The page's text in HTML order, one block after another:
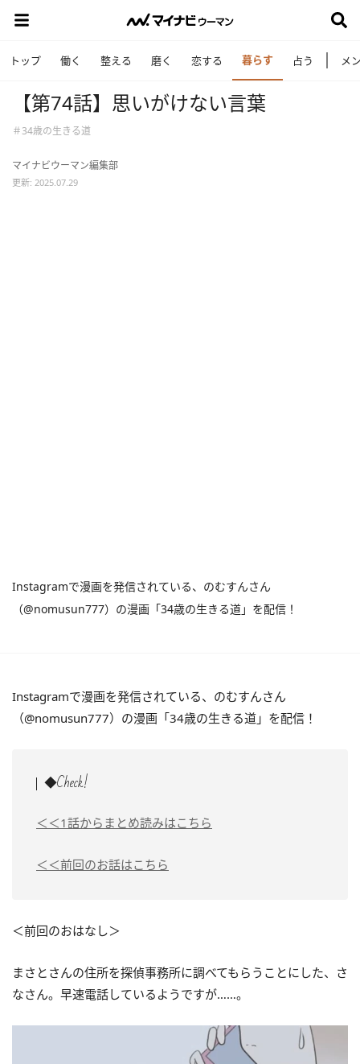
トップ 働く 整える 磨く 恋する 暮らす 占う メ
【第74話】思いがけない言葉
＃34歳の生きる道
マイナビウーマン編集部
更新: 2025.07.29
Instagramで漫画を発信されている、のむすんさん
（@nomusun777）の漫画「34歳の生きる道」を配信！
Instagramで漫画を発信されている、のむすんさん
（@nomusun777）の漫画「34歳の生きる道」を配信！
◆Check!
＜＜1話からまとめ読みはこちら
＜＜前回のお話はこちら
＜前回のおはなし＞
まさとさんの住所を探偵事務所に調べてもらうことにした、さ
なさん。早速電話しているようですが……。